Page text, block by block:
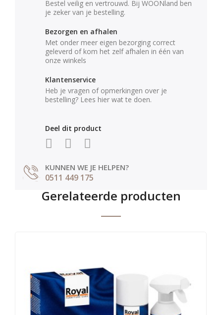
Bestel veilig en vertrouwd. Bij WOONland ben
je zeker van je bestelling.
Bezorgen en afhalen
Met onder meer eigen bezorging correct
geleverd of kom het zelf afhalen in één van
onze winkels
Klantenservice
Heb je vragen of opmerkingen over je
bestelling? Lees hier wat te doen.
Deel dit product
KUNNEN WE JE HELPEN?
0511 449 175
Gerelateerde producten